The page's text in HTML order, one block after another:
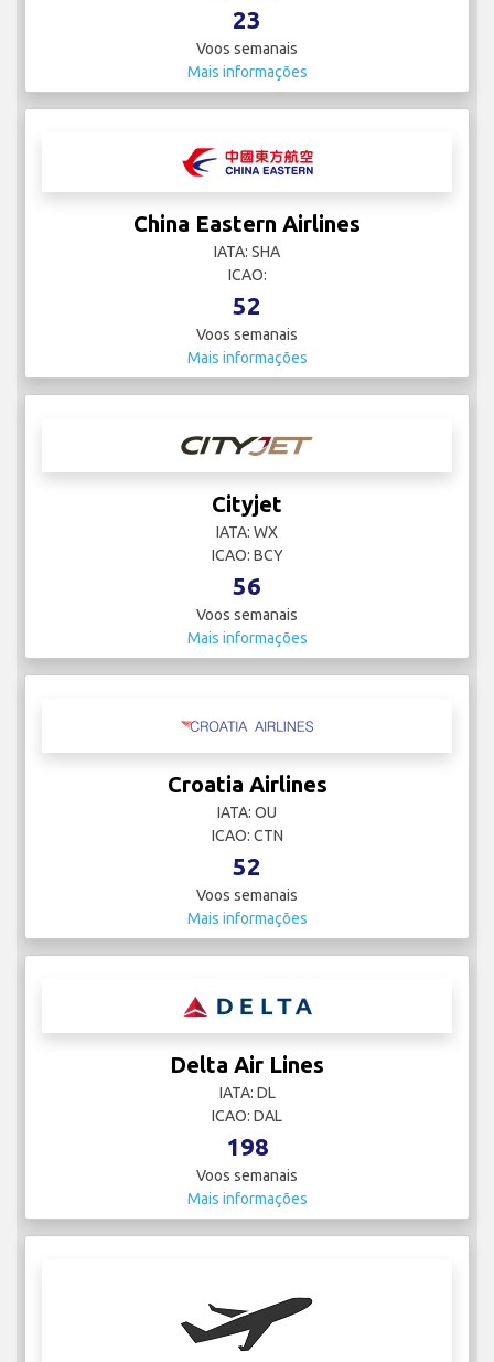
23
Voos semanais
Mais informações
China Eastern Airlines
IATA: SHA
ICAO:
52
Voos semanais
Mais informações
Cityjet
IATA: WX
ICAO: BCY
56
Voos semanais
Mais informações
Croatia Airlines
IATA: OU
ICAO: CTN
52
Voos semanais
Mais informações
Delta Air Lines
IATA: DL
ICAO: DAL
198
Voos semanais
Mais informações